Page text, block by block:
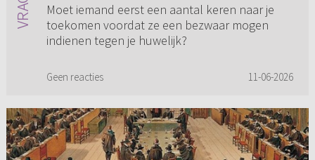
Moet iemand eerst een aantal keren naar je
toekomen voordat ze een bezwaar mogen
indienen tegen je huwelijk?
Geen reacties 11-06-2026